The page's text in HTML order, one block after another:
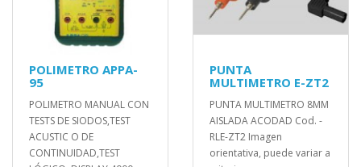
POLIMETRO APPA-
95
POLIMETRO MANUAL CON
TESTS DE SIODOS,TEST
ACUSTIC O DE
CONTINUIDAD,TEST
PUNTA
MULTIMETRO E-ZT2
PUNTA MULTIMETRO 8MM
AISLADA ACODAD Cod. -
RLE-ZT2 Imagen
orientativa, puede variar a